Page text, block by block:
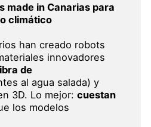
made in Canarias para
climático
han creado robots
innovadores
de
al agua salada) y
3D. Lo mejor: cuestan
los modelos